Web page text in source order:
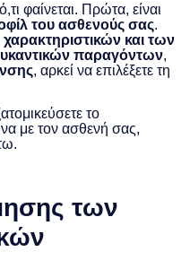
φαίνεται. Πρώτα, είναι
του ασθενούς σας.
και των
παραγόντων,
, αρκεί να επιλέξετε τη
το
με τον ασθενή σας,
των